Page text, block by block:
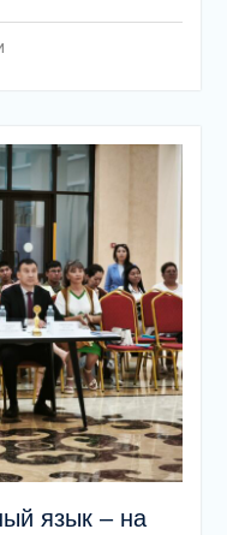
язык – на